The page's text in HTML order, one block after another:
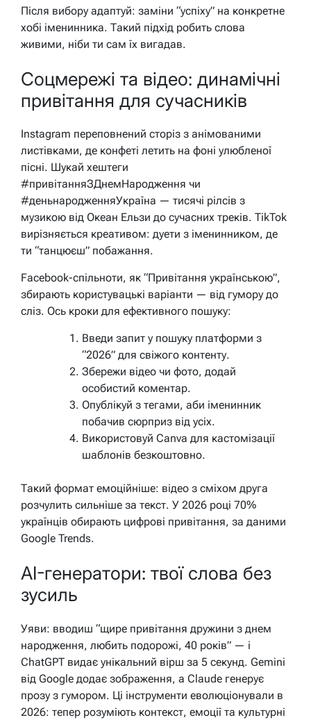
Після вибору адаптуй: заміни “успіху” на конкретне
хобі іменинника. Такий підхід робить слова
живими, ніби ти сам їх вигадав.
Соцмережі та відео: динамічні
привітання для сучасників
Instagram переповнений сторіз з анімованими
листівками, де конфеті летить на фоні улюбленої
пісні. Шукай хештеги
#привітанняЗДнемНародження чи
#деньнародженняУкраїна — тисячі рілсів з
музикою від Океан Ельзи до сучасних треків. TikTok
вирізняється креативом: дуети з іменинником, де
ти “танцюєш” побажання.
Facebook-спільноти, як “Привітання українською”,
збирають користувацькі варіанти — від гумору до
сліз. Ось кроки для ефективного пошуку:
Введи запит у пошуку платформи з
“2026” для свіжого контенту.
Збережи відео чи фото, додай
особистий коментар.
Опублікуй з тегами, аби іменинник
побачив сюрприз від усіх.
Використовуй Canva для кастомізації
шаблонів безкоштовно.
Такий формат емоційніше: відео з сміхом друга
розчулить сильніше за текст. У 2026 році 70%
українців обирають цифрові привітання, за даними
Google Trends.
AI-генератори: твої слова без
зусиль
Уяви: вводиш “щире привітання дружини з днем
народження, любить подорожі, 40 років” — і
ChatGPT видає унікальний вірш за 5 секунд. Gemini
від Google додає зображення, а Claude генерує
прозу з гумором. Ці інструменти еволюціонували в
2026: тепер розуміють контекст, емоції та культурні